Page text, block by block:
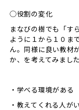
◯役割の変化
まなびの樹でも「す
ように１から１０ま
ん。同様に良い教材
か、を考えてみました
・学べる環境がある
・教えてくれる人が